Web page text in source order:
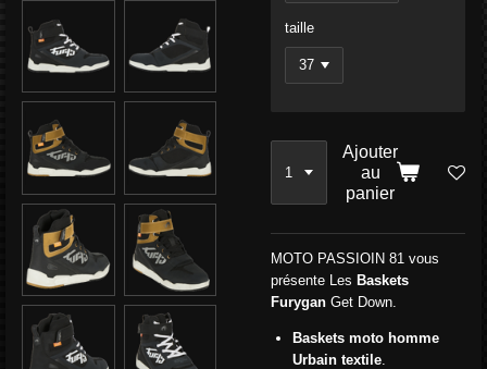
taille
Ajouter
au
panier
MOTO PASSIOIN 81 vous
présente Les Baskets
Furygan Get Down.
Baskets moto homme
Urbain textile.